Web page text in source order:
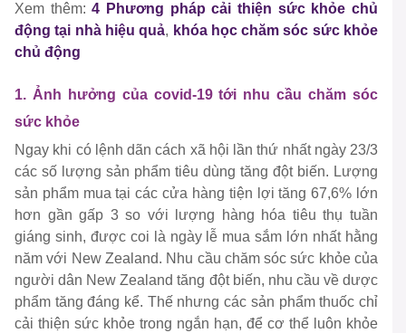
Xem thêm:4 Phương pháp cải thiện sức khỏe chủ
động tại nhà hiệu quả, khóa học chăm sóc sức khỏe
chủ động
1. Ảnh hưởng của covid-19 tới nhu cầu chăm sóc
sức khỏe
Ngay khi có lệnh dãn cách xã hội lần thứ nhất ngày 23/3
các số lượng sản phẩm tiêu dùng tăng đột biến. Lượng
sản phẩm mua tại các cửa hàng tiện lợi tăng 67,6% lớn
hơn gần gấp 3 so với lượng hàng hóa tiêu thụ tuần
giáng sinh, được coi là ngày lễ mua sắm lớn nhất hằng
năm với New Zealand. Nhu cầu chăm sóc sức khỏe của
người dân New Zealand tăng đột biến, nhu cầu về dược
phẩm tăng đáng kể. Thế nhưng các sản phẩm thuốc chỉ
cải thiện sức khỏe trong ngắn hạn, để cơ thể luôn khỏe